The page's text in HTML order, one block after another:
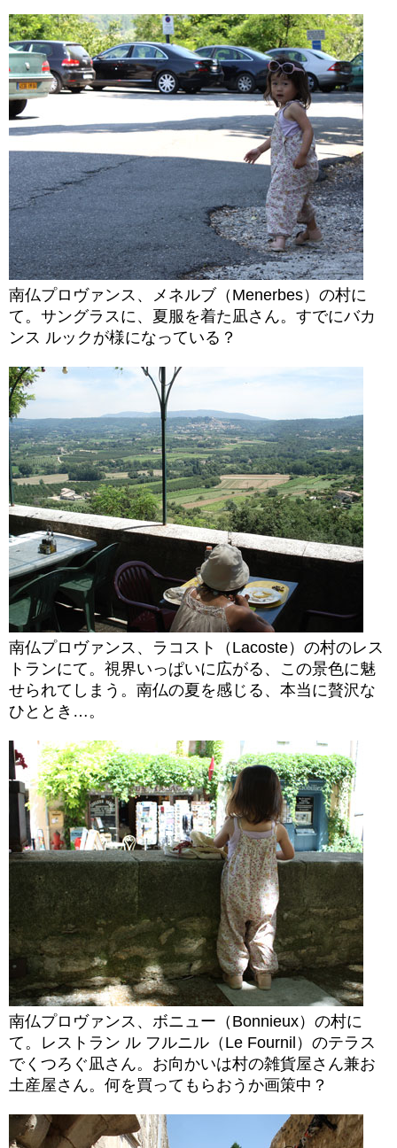
南仏プロヴァンス、メネルブ（Menerbes）の村に
て。サングラスに、夏服を着た凪さん。すでにバカ
ンス ルックが様になっている？
南仏プロヴァンス、ラコスト（Lacoste）の村のレス
トランにて。視界いっぱいに広がる、この景色に魅
せられてしまう。南仏の夏を感じる、本当に贅沢な
ひととき…。
南仏プロヴァンス、ボニュー（Bonnieux）の村に
て。レストラン ル フルニル（Le Fournil）のテラス
でくつろぐ凪さん。お向かいは村の雑貨屋さん兼お
土産屋さん。何を買ってもらおうか画策中？